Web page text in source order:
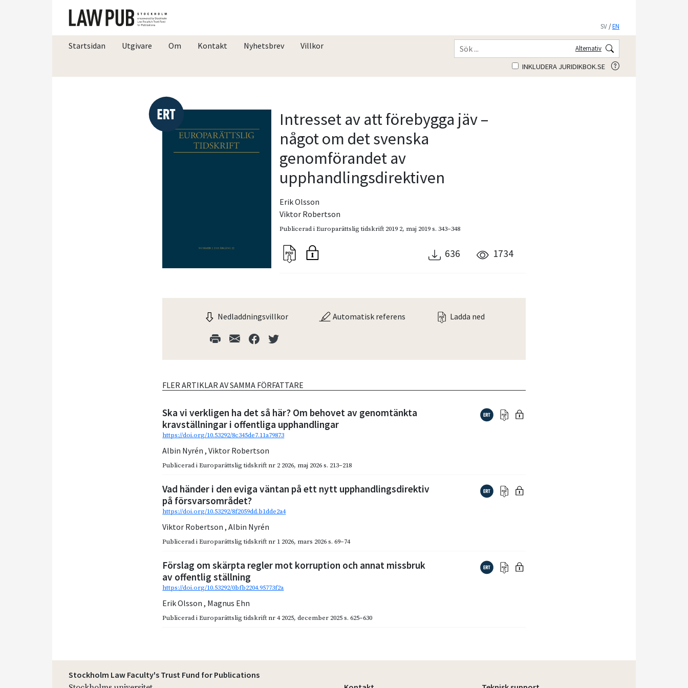
SV /EN
Startsidan Utgivare Om Kontakt Nyhetsbrev Villkor Alternativ
INKLUDERA JURIDIKBOK.SE
Intresset av att förebygga jäv –
något om det svenska
genomförandet av
upphandlingsdirektiven
Erik Olsson
Viktor Robertson
Publicerad iEuroparättslig tidskrift 2019 2, maj 2019s. 343–348
636 1734
Nedladdningsvillkor Automatisk referens Ladda ned
FLER ARTIKLAR AV SAMMA FÖRFATTARE
Ska vi verkligen ha det så här? Om behovet av genomtänkta
kravställningar i offentliga upphandlingar
https://doi.org/10.53292/8c345de7.11a79873
Albin Nyrén,Viktor Robertson
Publicerad iEuroparättslig tidskrift nr 2 2026, maj 2026 s. 213–218
Vad händer i den eviga väntan på ett nytt upphandlingsdirektiv
på försvarsområdet?
https://doi.org/10.53292/8f2059dd.b1dde2a4
Viktor Robertson,Albin Nyrén
Publicerad iEuroparättslig tidskrift nr 1 2026, mars 2026 s. 69–74
Förslag om skärpta regler mot korruption och annat missbruk
av offentlig ställning
https://doi.org/10.53292/0bfb2204.95773f2a
Erik Olsson, Magnus Ehn
Publicerad iEuroparättslig tidskrift nr 4 2025,december 2025 s. 625–630
Stockholm Law Faculty's Trust Fund for Publications